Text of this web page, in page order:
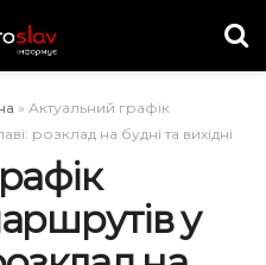
» Актуальний графік
розклад на будні та вихідні
у